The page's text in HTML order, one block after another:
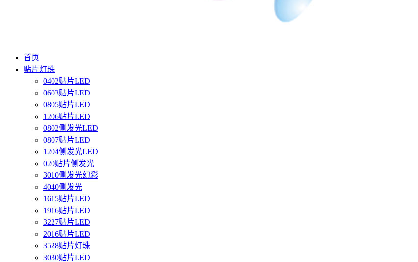
首页
贴片灯珠
0402贴片LED
0603贴片LED
0805贴片LED
1206贴片LED
0802侧发光LED
0807贴片LED
1204侧发光LED
020贴片侧发光
3010侧发光幻彩
4040侧发光
1615贴片LED
1916贴片LED
3227贴片LED
2016贴片LED
3528贴片灯珠
3030贴片LED